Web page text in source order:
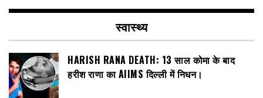
स्वास्थ्य
HARISH RANA DEATH: 13 साल कोमा के बाद
हरीश राणा का AIIMS दिल्ली में निधन।